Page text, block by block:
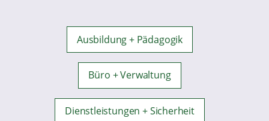
Ausbildung + Pädagogik
Büro + Verwaltung
Dienstleistungen + Sicherheit